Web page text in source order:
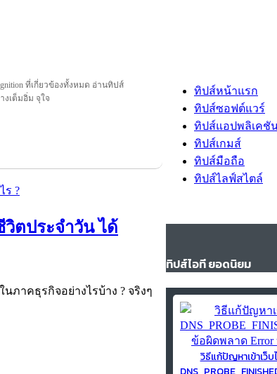
ที่เกี่ยวข้องทั้งหมด อ่านทิปส์
างเต็มอิ่ม จุใจ
วิตประจำวัน ได้
ภาคธุรกิจอย่างไรบ้าง ? จริงๆ
ทิปส์หน้าแรก
ทิปส์ซอฟต์แวร์
ทิปส์แอปพลิเคชั
ทิปส์เกมส์
ทิปส์มือถือ
ทิปส์ไลฟ์สไตล์
ทิปส์ไอที ยอดนิยม
วิธีแก้ปัญหาเข้าเว็บ